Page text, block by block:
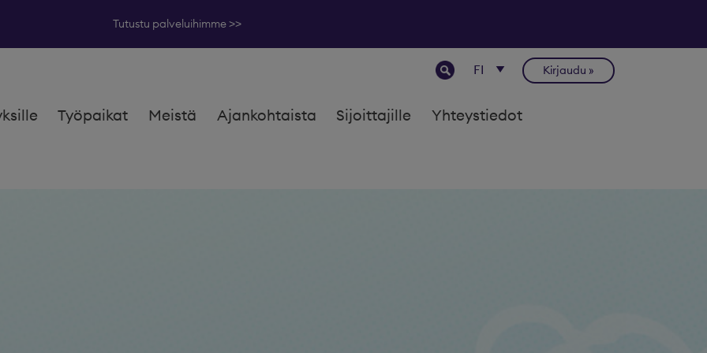
Tutustu palveluihimme >>
Kirjaudu
Työpaikat Meistä Ajankohtaista Sijoittajille Yhteystiedot